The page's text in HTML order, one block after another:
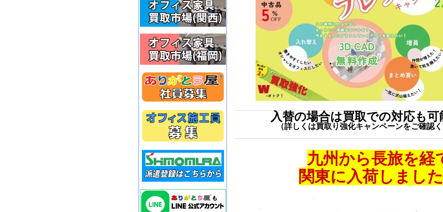
入替の場合は買取での対応も可
（詳しくは買取り強化キャンペーンをご確認
九州から長旅を経
関東に入荷しまし